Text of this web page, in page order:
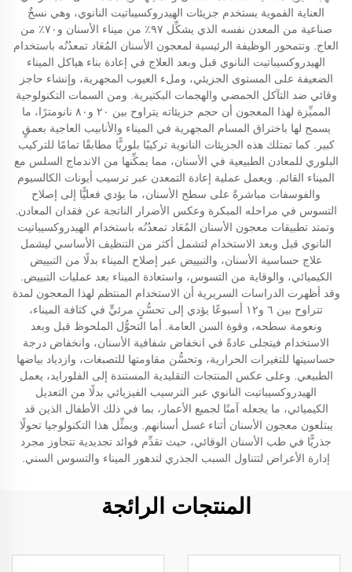
العناية الفموية يستخدم جزيئات الهيدروكسيباتيت النانوي، وهي نسخٌ
صناعية من المعدن نفسه الذي يشكِّل ٩٧٪ من ميناء الأسنان و٧٠٪ من
العاج. وتتمحور الوظيفة الرئيسية لمعجون الأسنان المُعَاد تمعدُنُه باستخدام
الهيدروكسيباتيت النانوي قبل وبعد العلاج في إعادة بناء هياكل الميناء
الضعيفة على المستوى الجزيئي، وملء العيوب المجهرية، وإنشاء حاجز
وقائي ضد التآكل الحمضي والهجمات البكتيرية. ومن السمات التكنولوجية
المميِّزة لهذا المعجون أن حجم جزيئاته يتراوح بين ٢٠ و٨٠ نانومترًا، ما
يسمح لها باختراق المسام المجهرية في الميناء والأنابيب العاجية بعمقٍ
كبير. كما تمتلك هذه الجزيئات النانوية تركيبًا بلوريًّا مطابقًا تمامًا للتركيب
البلوري للمعادن الطبيعية في الأسنان، مما يمكِّنها من الاندماج السلس مع
الميناء القائم. ويعمل عملية إعادة التمعدن عبر ترسيب أيونات الكالسيوم
والفوسفات مباشرةً على سطح الأسنان، ما يؤدي فعليًّا إلى إصلاح
التسوس في مراحله المبكرة وعكس الأضرار الناتجة عن فقدان المعادن.
وتمتد تطبيقات معجون الأسنان المُعَاد تمعدُنُه باستخدام الهيدروكسيباتيت
النانوي قبل وبعد الاستخدام لتشمل أكثر من التنظيف الأساسي ليشمل
علاج حساسية الأسنان، والتبييض عبر إصلاح الميناء بدلًا من التبييض
الكيميائي، والوقاية من التسوس، واستعادة الميناء بعد عمليات التبييض.
وقد أظهرت الدراسات السريرية أن الاستخدام المنتظم لهذا المعجون لمدة
تتراوح بين ٦ و١٢ أسبوعًا يؤدي إلى تحسُّنٍ مرئيٍّ في كثافة الميناء،
ونعومة سطحه، وقوة السن العامة. أما التحوُّل الملحوظ قبل وبعد
الاستخدام فيتجلى عادةً في انخفاض شفافية الأسنان، وانخفاض درجة
حساسيتها للتغيرات الحرارية، وتحسُّن مقاومتها للتصبغات، وازدياد بياضها
الطبيعي. وعلى عكس المنتجات التقليدية المستندة إلى الفلورايد، يعمل
الهيدروكسيباتيت النانوي عبر الترسيب الفيزيائي بدلًا من التعديل
الكيميائي، ما يجعله آمنًا لجميع الأعمار، بما في ذلك الأطفال الذين قد
يبتلعون معجون الأسنان أثناء غسل أسنانهم. ويمثِّل هذا التكنولوجيا تحولًا
جذريًّا في طب الأسنان الوقائي، حيث تقدِّم فوائد تجديدية تتجاوز مجرد
إدارة الأعراض لتتناول السبب الجذري لتدهور الميناء والتسوس السني.
المنتجات الرائجة